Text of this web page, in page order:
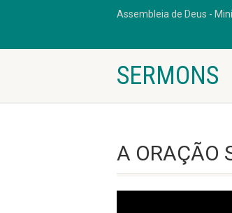
Assembleia de Deus -
SERMONS
A ORAÇÃO